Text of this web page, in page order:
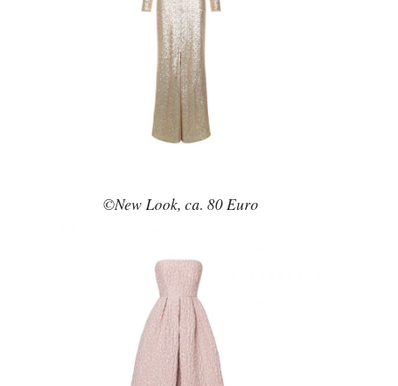
©New Look, ca. 80 Euro